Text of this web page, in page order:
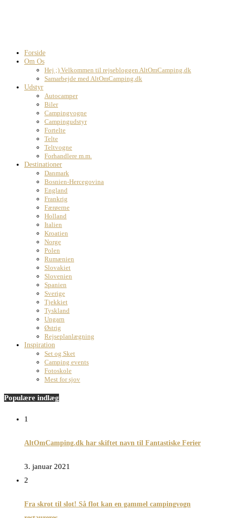
Forside
Om Os
Hej ;) Velkommen til rejsebloggen AltOmCamping.dk
Samarbejde med AltOmCamping.dk
Udstyr
Autocamper
Biler
Campingvogne
Campingudstyr
Fortelte
Telte
Teltvogne
Forhandlere m.m.
Destinationer
Danmark
Bosnien-Hercegovina
England
Frankrig
Færøerne
Holland
Italien
Kroatien
Norge
Polen
Rumænien
Slovakiet
Slovenien
Spanien
Sverige
Tjekkiet
Tyskland
Ungarn
Østrig
Rejseplanlægning
Inspiration
Set og Sket
Camping events
Fotoskole
Mest for sjov
Populære indlæg
1
AltOmCamping.dk har skiftet navn til Fantastiske Ferier
3. januar 2021
2
Fra skrot til slot! Så flot kan en gammel campingvogn